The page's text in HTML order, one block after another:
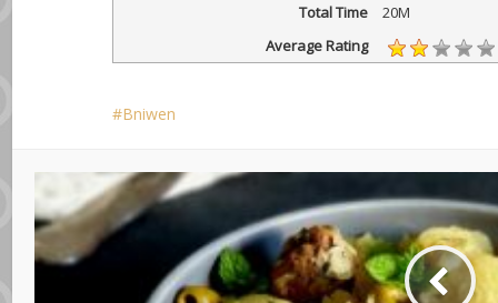
Total Time
20M
Average Rating
Bniwen